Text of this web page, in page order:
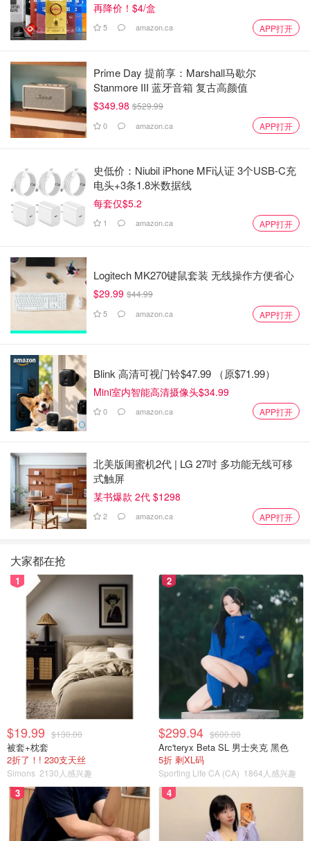
再降价！$4/盒
5 amazon.ca APP打开
Prime Day 提前享：Marshall马歇尔
Stanmore III 蓝牙音箱 复古高颜值
$349.98 $529.99
0 amazon.ca APP打开
史低价：Niubil iPhone MFi认证 3个USB-C充
电头+3条1.8米数据线
每套仅$5.2
1 amazon.ca APP打开
Logitech MK270键鼠套装 无线操作方便省心
$29.99 $44.99
5 amazon.ca APP打开
Blink 高清可视门铃$47.99 （原$71.99）
Mini室内智能高清摄像头$34.99
0 amazon.ca APP打开
北美版闺蜜机2代 | LG 27吋 多功能无线可移
式触屏
某书爆款 2代 $1298
2 amazon.ca APP打开
大家都在抢
1
$19.99 $130.00
被套+枕套
2折了！! 230支天丝
Simons 2130人感兴趣
2
$299.94 $600.00
Arc'teryx Beta SL 男士夹克 黑色
5折 剩XL码
Sporting Life CA (CA) 1864人感兴趣
3 4